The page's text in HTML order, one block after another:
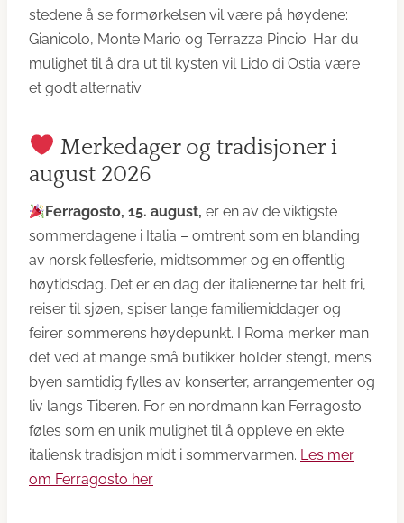
stedene å se formørkelsen vil være på høydene:
Gianicolo, Monte Mario og Terrazza Pincio. Har du
mulighet til å dra ut til kysten vil Lido di Ostia være
et godt alternativ.
Merkedager og tradisjoner i
august 2026
Ferragosto, 15. august, er en av de viktigste
sommerdagene i Italia – omtrent som en blanding
av norsk fellesferie, midtsommer og en offentlig
høytidsdag. Det er en dag der italienerne tar helt fri,
reiser til sjøen, spiser lange familiemiddager og
feirer sommerens høydepunkt. I Roma merker man
det ved at mange små butikker holder stengt, mens
byen samtidig fylles av konserter, arrangementer og
liv langs Tiberen. For en nordmann kan Ferragosto
føles som en unik mulighet til å oppleve en ekte
italiensk tradisjon midt i sommervarmen. Les mer
om Ferragosto her